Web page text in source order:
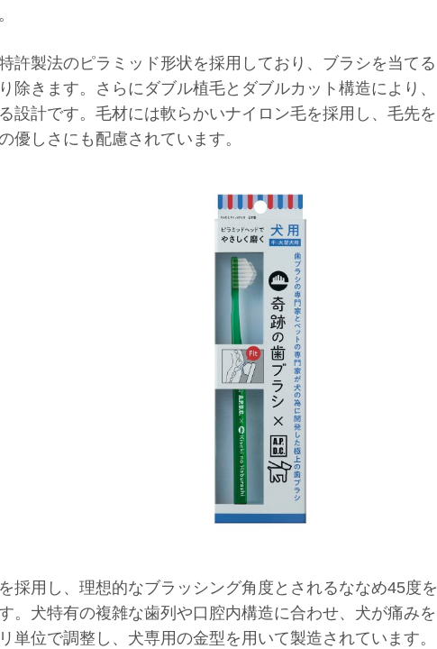
許製法のピラミッド形状を採用しており、ブラシを当てる
除きます。さらにダブル植毛とダブルカット構造により、
設計です。毛材には軟らかいナイロン毛を採用し、毛先を
優しさにも配慮されています。
採用し、理想的なブラッシング角度とされるななめ45度を
。犬特有の複雑な歯列や口腔内構造に合わせ、犬が痛みを
単位で調整し、犬専用の金型を用いて製造されています。